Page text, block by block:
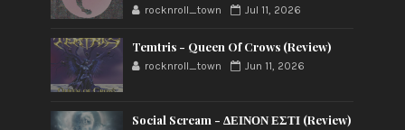
rocknroll_town Jul 11, 2026
Temtris - Queen Of Crows (Review)
rocknroll_town Jun 11, 2026
Social Scream - ΔΕΙΝΟΝ ΕΣΤΙ (Review)